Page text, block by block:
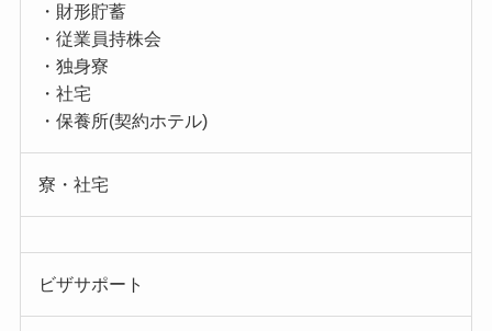
・財形貯蓄
・従業員持株会
・独身寮
・社宅
・保養所(契約ホテル)
寮・社宅
ビザサポート